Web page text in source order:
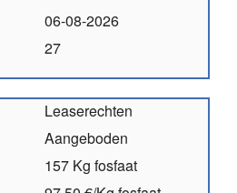
06-08-2026
27
Leaserechten
Aangeboden
157 Kg fosfaat